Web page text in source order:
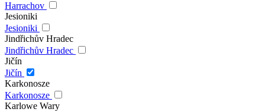
Harrachov
Jesioniki
Jesioniki
Jindřichův Hradec
Jindřichův Hradec
Jičín
Jičín
Karkonosze
Karkonosze
Karlowe Wary